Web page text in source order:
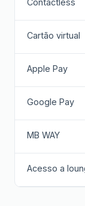
Cartão virtual
Apple Pay
Google Pay
MB WAY
Acesso a